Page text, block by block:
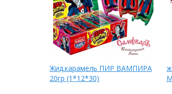
Жид.карамель ПИР ВАМПИРА
20гр (1*12*30)